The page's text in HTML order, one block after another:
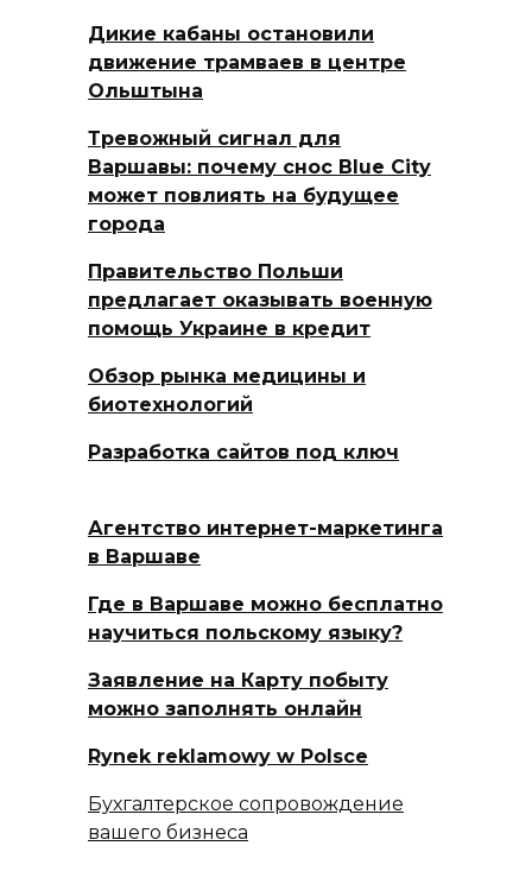
Дикие кабаны остановили
движение трамваев в центре
Ольштына
Тревожный сигнал для
Варшавы: почему снос Blue City
может повлиять на будущее
города
Правительство Польши
предлагает оказывать военную
помощь Украине в кредит
Обзор рынка медицины и
биотехнологий
Разработка сайтов под ключ
Агентство интернет-маркетинга
в Варшаве
Где в Варшаве можно бесплатно
научиться польскому языку?
Заявление на Карту побыту
можно заполнять онлайн
Rynek reklamowy w Polsce
Бухгалтерское сопровождение
вашего бизнеса